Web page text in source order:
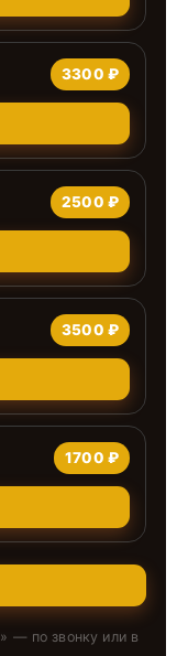
3300 ₽
2500 ₽
3500 ₽
1700 ₽
» — по звонку или в